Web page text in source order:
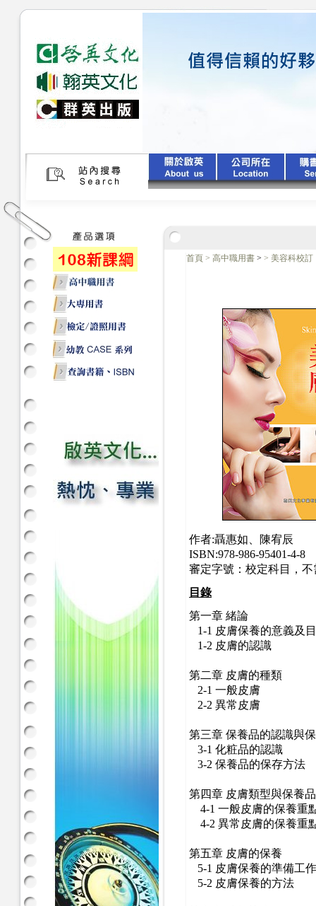
首頁 > 高中職用書 > > 美容科校訂
作者:聶惠如、陳宥辰
ISBN:978-986-95401-4-8
審定字號：校定科目，不
目錄
第一章 緒論
1-1 皮膚保養的意義及
1-2 皮膚的認識
第二章 皮膚的種類
2-1 一般皮膚
2-2 異常皮膚
第三章 保養品的認識與
3-1 化粧品的認識
3-2 保養品的保存方法
第四章 皮膚類型與保養
4-1 一般皮膚的保養重
4-2 異常皮膚的保養重
第五章 皮膚的保養
5-1 皮膚保養的準備工作
5-2 皮膚保養的方法